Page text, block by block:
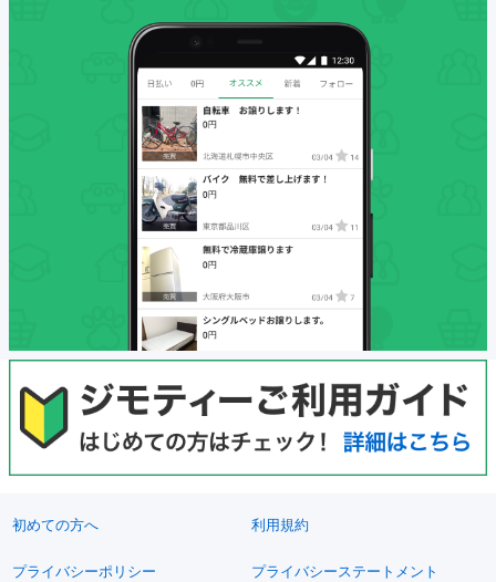
初めての方へ 利用規約
プライバシーポリシー プライバシーステートメント